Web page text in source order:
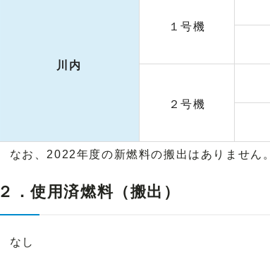
川内
１号機
２号機
なお、2022年度の新燃料の搬出はありません。
２．使用済燃料（搬出）
なし